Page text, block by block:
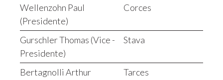
Wellenzohn Paul
(Presidente)
Corces
Gurschler Thomas (Vice -
Presidente)
Stava
Bertagnolli Arthur
Tarces